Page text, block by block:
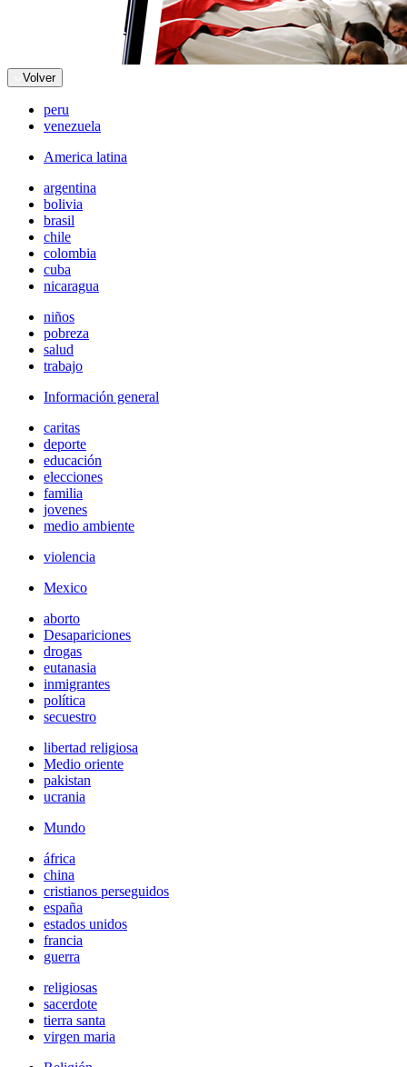
Volver
peru
venezuela
America latina
argentina
bolivia
brasil
chile
colombia
cuba
nicaragua
niños
pobreza
salud
trabajo
Información general
caritas
deporte
educación
elecciones
familia
jovenes
medio ambiente
violencia
Mexico
aborto
Desapariciones
drogas
eutanasia
inmigrantes
política
secuestro
libertad religiosa
Medio oriente
pakistan
ucrania
Mundo
áfrica
china
cristianos perseguidos
españa
estados unidos
francia
guerra
religiosas
sacerdote
tierra santa
virgen maria